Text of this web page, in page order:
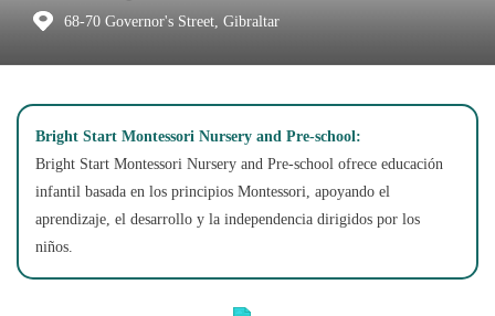
68-70 Governor's Street, Gibraltar
Bright Start Montessori Nursery and Pre-school:
Bright Start Montessori Nursery and Pre-school ofrece educación
infantil basada en los principios Montessori, apoyando el
aprendizaje, el desarrollo y la independencia dirigidos por los
niños.